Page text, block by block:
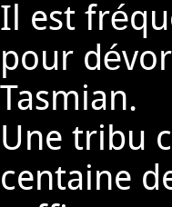
Il est
pour
Tasmian.
Une tribu
centaine